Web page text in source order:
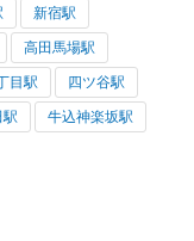
新宿駅
高田馬場駅
目駅 四ツ谷駅
駅 牛込神楽坂駅